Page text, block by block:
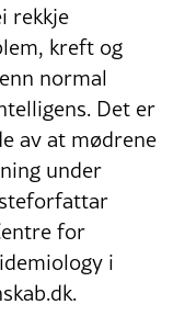
rekkje
kreft og
normal
Det er
av at mødrene
under
for
i